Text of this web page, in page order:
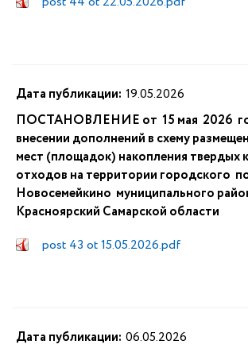
Дата публикации: 19.05.2026
ПОСТАНОВЛЕНИЕ от 15 мая 2026
внесении дополнений в схему
мест (площадок) накопления твердых
отходов на территории городского
Новосемейкино муниципального
Красноярский Самарской области
post 43 ot 15.05.2026.pdf
Дата публикации: 06.05.2026